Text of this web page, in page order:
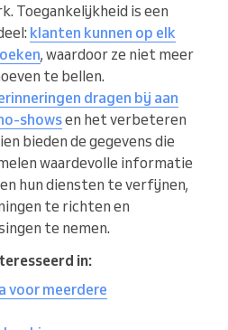
Toegankelijkheid is een
klanten kunnen op elk
, waardoor ze niet meer
te bellen.
dragen bij aan
showsen het verbeteren
bieden de gegevens die
waardevolle informatie
hun diensten te verfijnen,
te richten en
te nemen.
in:
voor meerdere